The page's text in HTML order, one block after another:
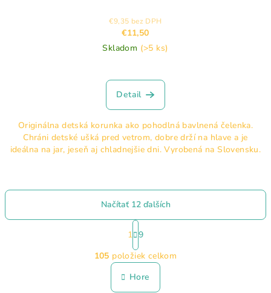
€9,35 bez DPH
€11,50
Skladom (>5 ks)
Detail
Originálna detská korunka ako pohodlná bavlnená čelenka.
Chráni detské ušká pred vetrom, dobre drží na hlave a je
ideálna na jar, jeseň aj chladnejšie dni. Vyrobená na Slovensku.
O
v
l
á
Načítať 12 ďalších
S
t
r
á
n
k
1 9
105 položiek celkom
Hore